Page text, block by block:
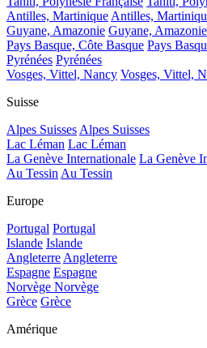
Antilles, Martinique Antilles,
Guyane, Amazonie Guyane, Amazonie
Pays Basque, Côte Basque Pays
Pyrénées Pyrénées
Vosges, Vittel, Nancy Vosges, Vittel,
Suisse
Alpes Suisses Alpes Suisses
Lac Léman Lac Léman
La Genève Internationale La Genève
Au Tessin Au Tessin
Europe
Portugal Portugal
Islande Islande
Angleterre Angleterre
Espagne Espagne
Norvège Norvège
Grèce Grèce
Amérique